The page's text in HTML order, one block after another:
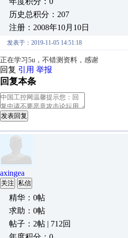
历史总积分：207
注册：2008年10月10日
发表于：2019-11-05 14:51:18
正在学习5u，不错测资料，感谢
回复 引用 举报
回复本条
发表回复
axingea
关注 私信
精华：0帖
求助：0帖
帖子：2帖 | 712回